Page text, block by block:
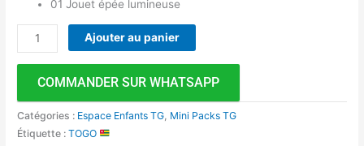
01 Jouet épée lumineuse
Ajouter au panier
COMMANDER SUR WHATSAPP
Catégories : Espace Enfants TG Mini Packs TG
Étiquette :TOGO